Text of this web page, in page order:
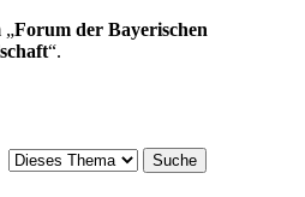
„Forum der Bayerischen
“.